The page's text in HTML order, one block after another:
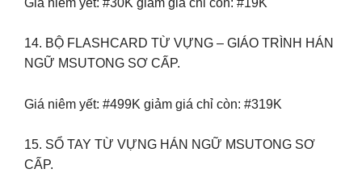
14. BỘ FLASHCARD TỪ VỰNG – GIÁO TRÌNH HÁN
NGỮ MSUTONG SƠ CẤP.
Giá niêm yết: #499K giảm giá chỉ còn: #319K
15. SỔ TAY TỪ VỰNG HÁN NGỮ MSUTONG SƠ
CẤP.